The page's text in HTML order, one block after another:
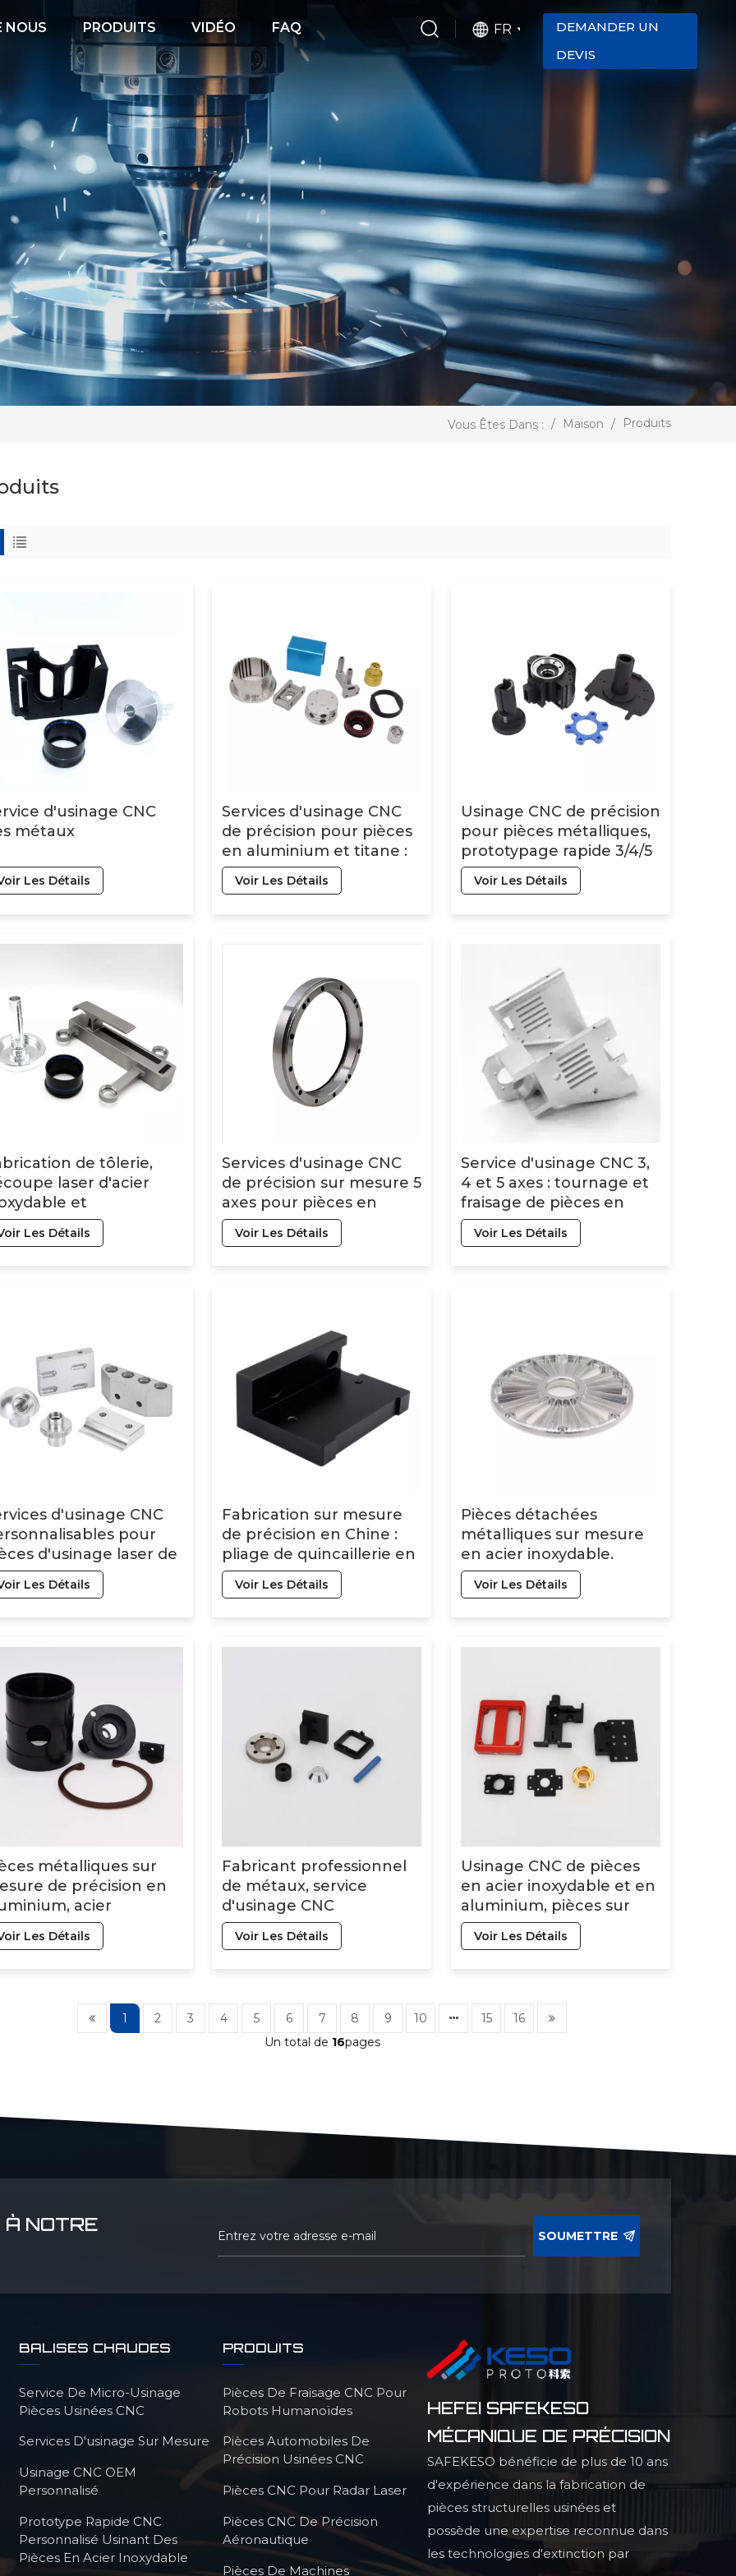
NOUS PRODUITS VIDÉO FAQ FR
DEMANDER UN
DEVIS
Vous Êtes Dans : / Maison / Produits
d'usinage CNC
métaux
Les Détails
Services d'usinage CNC
de précision pour pièces
en aluminium et titane :
fraisage, tournage,
perçage, pièces en acier
Voir Les Détails
Usinage CNC de précision
pour pièces métalliques,
prototypage rapide 3/4/5
axes, fraisage et
tournage d'alliages
Voir Les Détails
de tôlerie,
laser d'acier
et
usinage
de haute précision,
Les Détails
Services d'usinage CNC
de précision sur mesure 5
axes pour pièces en
aluminium (OEM)
Voir Les Détails
Service d'usinage CNC 3,
4 et 5 axes : tournage et
fraisage de pièces en
aluminium et en acier
inoxydable
Voir Les Détails
d'usinage CNC
pour
d'usinage laser de
précision,
strictes,
Les Détails
Fabrication sur mesure
de précision en Chine :
pliage de quincaillerie en
acier inoxydable,
aluminium et laiton,
Voir Les Détails
Pièces détachées
métalliques sur mesure
en acier inoxydable.
Usinage de haute
précision par tournage
Voir Les Détails
métalliques sur
de précision en
acier
et laiton :
par tournage
Les Détails
Fabricant professionnel
de métaux, service
d'usinage CNC
d'anodisation de
précision et
aluminium
Voir Les Détails
Usinage CNC de pièces
en acier inoxydable et en
aluminium, pièces sur
mesure, prototypes de
pièces tournées, service
Voir Les Détails
1 2 3 4 5 6 7 8 9 10 15
16
Un total de 16pages
NOTRE
SOUMETTRE
BALISES CHAUDES
Service De Micro-Usinage
Pièces Usinées CNC
Services D'usinage Sur Mesure
Usinage CNC OEM
Personnalisé
Prototype Rapide CNC
Personnalisé Usinant Des
Pièces En Acier Inoxydable
PRODUITS
Pièces De Fraisage CNC Pour
Robots Humanoïdes
Pièces Automobiles De
Précision Usinées CNC
Pièces CNC Pour Radar Laser
Pièces CNC De Précision
Aéronautique
Pièces De Machines
HEFEI SAFEKESO
MÉCANIQUE DE PRÉCISION
SAFEKESO bénéficie de plus de 10 ans
d'expérience dans la fabrication de
pièces structurelles usinées et
possède une expertise reconnue dans
les technologies d'extinction par